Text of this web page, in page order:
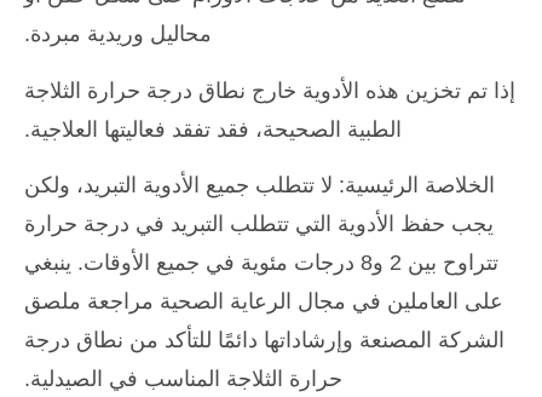
محاليل وريدية مبردة.
إذا تم تخزين هذه الأدوية خارج نطاق درجة حرارة الثلاجة
الطبية الصحيحة، فقد تفقد فعاليتها العلاجية.
الخلاصة الرئيسية: لا تتطلب جميع الأدوية التبريد، ولكن
يجب حفظ الأدوية التي تتطلب التبريد في درجة حرارة
تتراوح بين 2 و8 درجات مئوية في جميع الأوقات. ينبغي
على العاملين في مجال الرعاية الصحية مراجعة ملصق
الشركة المصنعة وإرشاداتها دائمًا للتأكد من نطاق درجة
حرارة الثلاجة المناسب في الصيدلية.